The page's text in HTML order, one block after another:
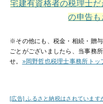
宅建有資格者の税理士
の申告も
※その他にも、税金・相続・贈
ごとがございましたら、当事務
せ。 »岡野哲也税理士事務所トッ
[広告] ふるさと納税はされていま